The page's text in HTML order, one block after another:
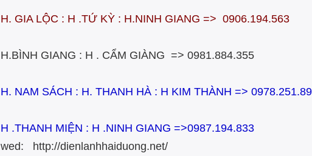
H. GIA LỘC : H .TỨ KỲ : H.NINH GIANG => 0906.194.563
H.BÌNH GIANG : H . CẨM GIÀNG => 0981.884.355
H. NAM SÁCH : H. THANH HÀ : H KIM THÀNH =>
H .THANH MIỆN : H .NINH GIANG =>0987.194.833
wed: http://dienlanhhaiduong.net/